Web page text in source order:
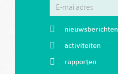
nieuwsberichten
activiteiten
rapporten